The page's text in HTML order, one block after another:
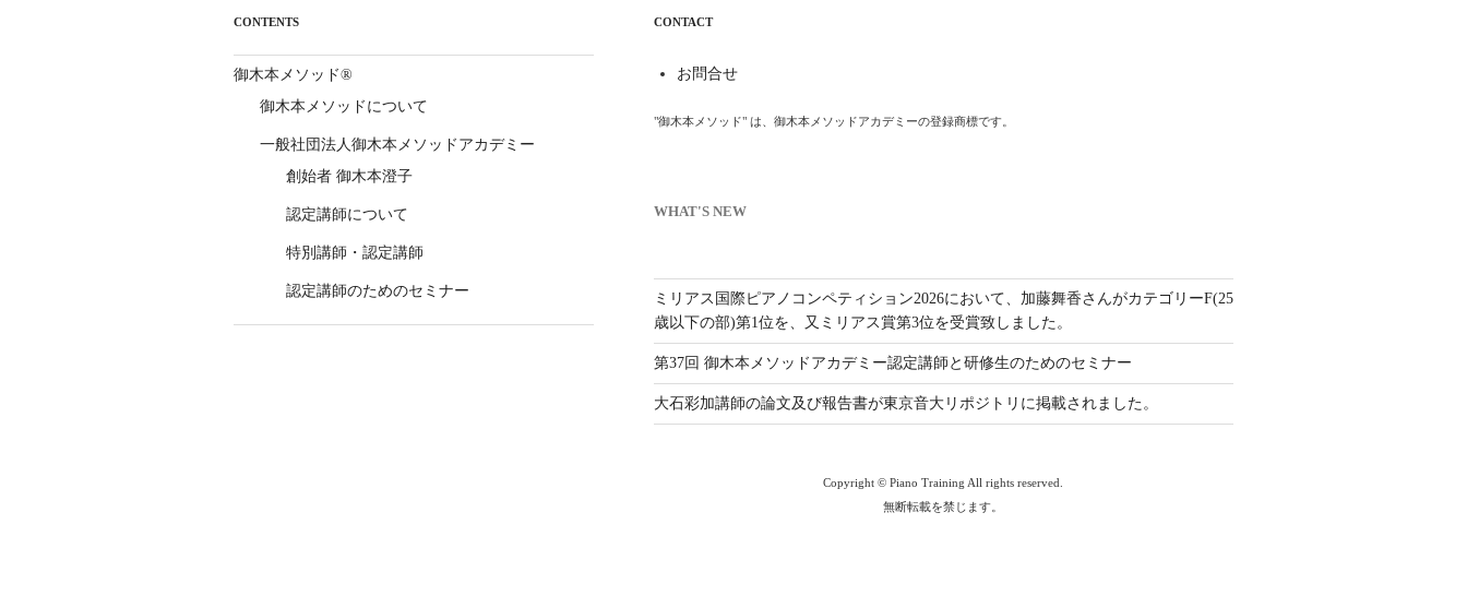
シ
ョ
ン
CONTENTS
御木本メソッド®
御木本メソッドについて
一般社団法人御木本メソッドアカデミー
創始者 御木本澄子
認定講師について
特別講師・認定講師
認定講師のためのセミナー
CONTACT
お問合せ
"御木本メソッド" は、御木本メソッドアカデミーの登録商標です。
WHAT'S NEW
ミリアス国際ピアノコンペティション2026において、加藤舞香さんがカテゴリーF(25
歳以下の部)第1位を、又ミリアス賞第3位を受賞致しました。
第37回 御木本メソッドアカデミー認定講師と研修生のためのセミナー
大石彩加講師の論文及び報告書が東京音大リポジトリに掲載されました。
Copyright © Piano Training All rights reserved.
無断転載を禁じます。